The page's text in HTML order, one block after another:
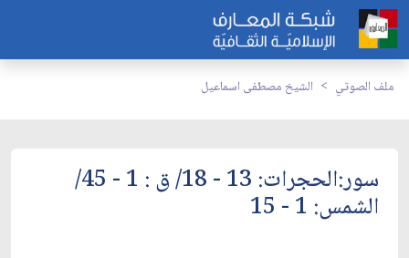
ملف الصوتي الشيخ مصطفى اسماعيل
سور:الحجرات: 13 - 18/ ق : 1 - 45/
الشمس: 1 - 15